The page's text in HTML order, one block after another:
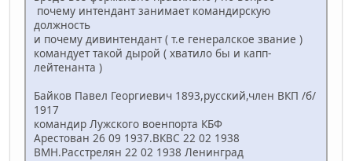
почему интендант занимает командирскую
должность
и почему дивинтендант ( т.е генералское звание )
командует такой дырой ( хватило бы и капп-
лейтенанта )
Байков Павел Георгиевич 1893,русский,член ВКП /б/
1917
командир Лужского военпорта КБФ
Арестован 26 09 1937.ВКВС 22 02 1938
ВМН.Расстрелян 22 02 1938 Ленинград